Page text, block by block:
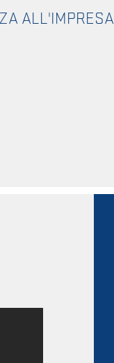
ALL'IMPRESA